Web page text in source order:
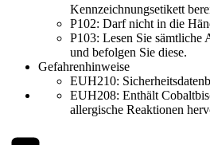
Kennzeichnungsetikett
P102: Darf nicht in die
P103: Lesen Sie sämtliche
und befolgen Sie diese.
Gefahrenhinweise
EUH210:
EUH208: Enthält
allergische Reaktionen